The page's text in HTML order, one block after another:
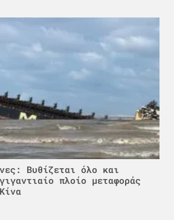
Βυθίζεται όλο και
πλοίο μεταφοράς